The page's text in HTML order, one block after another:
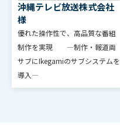
沖縄テレビ放送株式会社
様
優れた操作性で、高品質な番組
制作を実現 ―制作・報道両
サブにIkegamiのサブシステムを
導入―